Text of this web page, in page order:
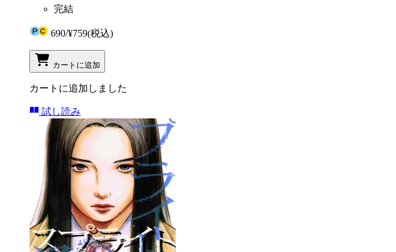
完結
690/¥759(税込)
カートに追加
カートに追加しました
試し読み